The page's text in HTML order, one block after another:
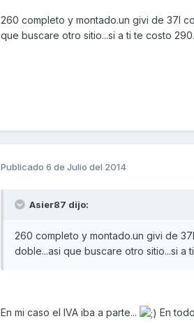
260 completo y montado.un givi de 37l
que buscare otro sitio...si a ti te costo
Publicado 6 de Julio del 2014
Asier87 dijo:
260 completo y montado.un givi de
doble...asi que buscare otro sitio...si a
En mi caso el IVA iba a parte... En